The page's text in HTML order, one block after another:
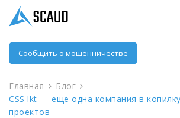
Сообщить о мошенничестве
Главная
Блог
CSS lkt — еще одна компания в
проектов